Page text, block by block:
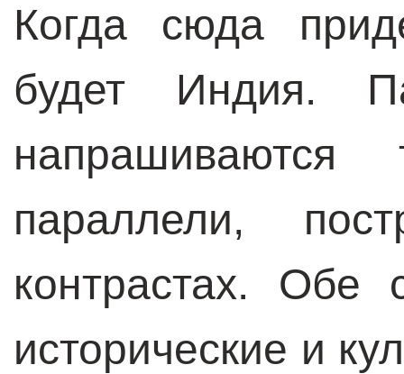
Когда сюда
будет Индия.
параллели,
контрастах. Обе
исторические и